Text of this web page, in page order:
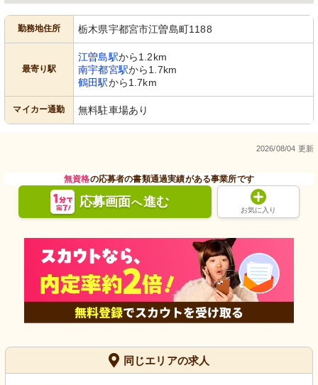
勤務地住所 栃木県宇都宮市江曽島町1188
最寄り駅
江曽島駅から1.2km
南宇都宮駅から1.7km
鶴田駅から1.7km
マイカー通勤 無料駐車場あり
2026/08/04 更新
無資格の応募者の書類通過実績がある事業所です
応募画面へ進む
お気に入り
同じエリアの求人